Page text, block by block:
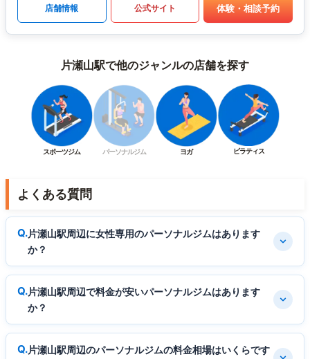
店舗情報 公式サイト 体験・相談予約
片瀬山駅で他のジャンルの店舗を探す
スポーツジム パーソナルジム ヨガ ピラティス
よくある質問
片瀬山駅周辺に女性専用のパーソナルジムはあります
か？
片瀬山駅周辺で料金が安いパーソナルジムはあります
か？
片瀬山駅周辺のパーソナルジムの料金相場はいくらです